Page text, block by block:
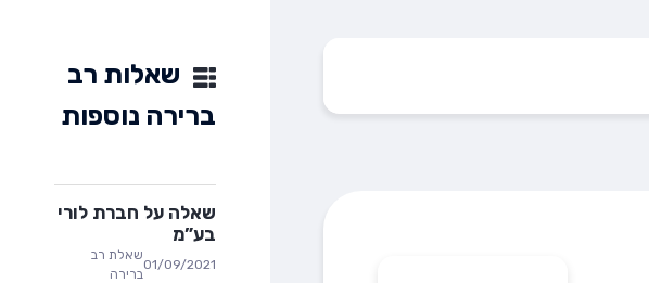
שאלות רב
ברירה נוספות
שאלה על חברת לורי
בע”מ
01/09/2021
שאלת רב
ברירה